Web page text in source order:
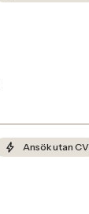
Ansök utan CV